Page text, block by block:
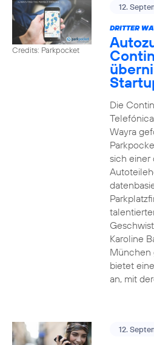
Credits: Parkpocket
12.
DRITTER
Die
Wayra
sich einer
Karoline
München
bietet
an, mit
12.